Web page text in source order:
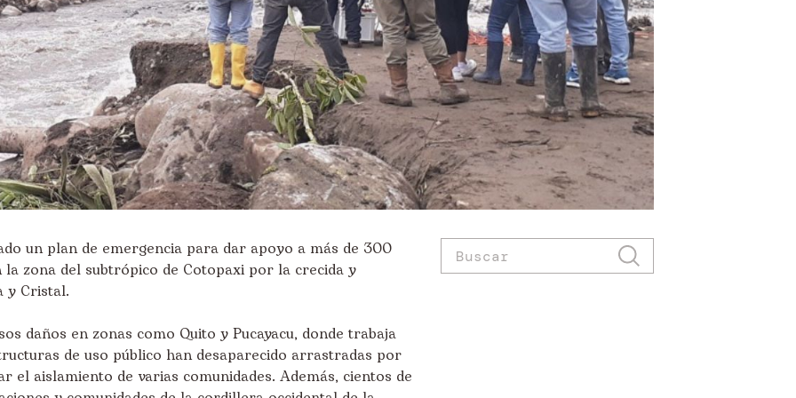
un plan de emergencia para dar apoyo a más de 300
la zona del subtrópico de Cotopaxi por la crecida y
y Cristal.
daños en zonas como Quito y Pucayacu, donde trabaja
de uso público han desaparecido arrastradas por
el aislamiento de varias comunidades. Además, cientos de